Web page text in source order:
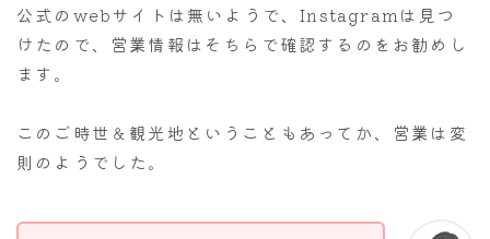
公式のwebサイトは無いようで、Instagramは見つ
けたので、営業情報はそちらで確認するのをお勧めし
ます。
このご時世＆観光地ということもあってか、営業は変
則のようでした。